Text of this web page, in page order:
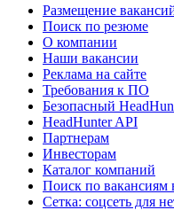
Размещение
Поиск по резюме
О компании
Наши вакансии
Реклама на сайте
Требования к ПО
Безопасный
HeadHunter API
Партнерам
Инвесторам
Каталог компаний
Поиск по вакансиям
Сетка: соцсеть для